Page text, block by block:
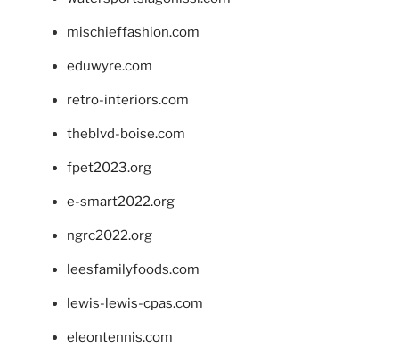
mischieffashion.com
eduwyre.com
retro-interiors.com
theblvd-boise.com
fpet2023.org
e-smart2022.org
ngrc2022.org
leesfamilyfoods.com
lewis-lewis-cpas.com
eleontennis.com